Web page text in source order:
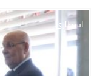
اشطاري